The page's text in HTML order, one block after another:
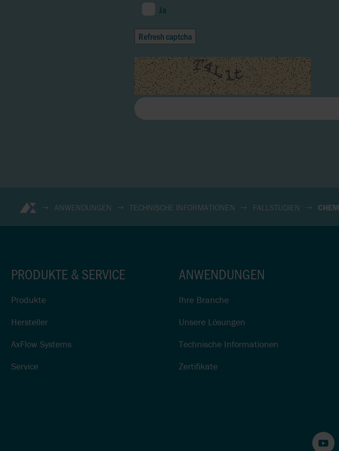
Ja
Refresh captcha
ANWENDUNGEN TECHNISCHE INFORMATIONEN FALLSTUDIEN
PRODUKTE & SERVICE
Produkte
Hersteller
AxFlow Systems
Service
ANWENDUNGEN
Ihre Branche
Unsere Lösungen
Technische Informationen
Zertifikate